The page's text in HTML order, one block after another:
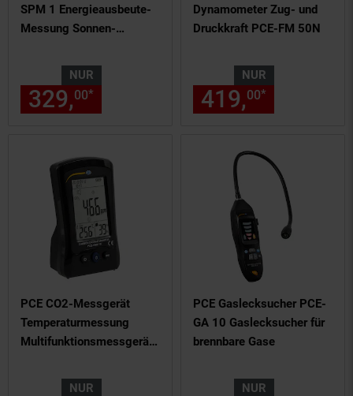
SPM 1 Energieausbeute-
Messung Sonnen-
NUR
329,00* € Sternchen
Dynamometer Zug- und
Druckkraft PCE-FM 50N
NUR
419,00*
PCE CO2-Messgerät
Temperaturmessung
Multifunktionsmessgerät
NUR
PCE Gaslecksucher PCE-
GA 10 Gaslecksucher für
brennbare Gase
NUR